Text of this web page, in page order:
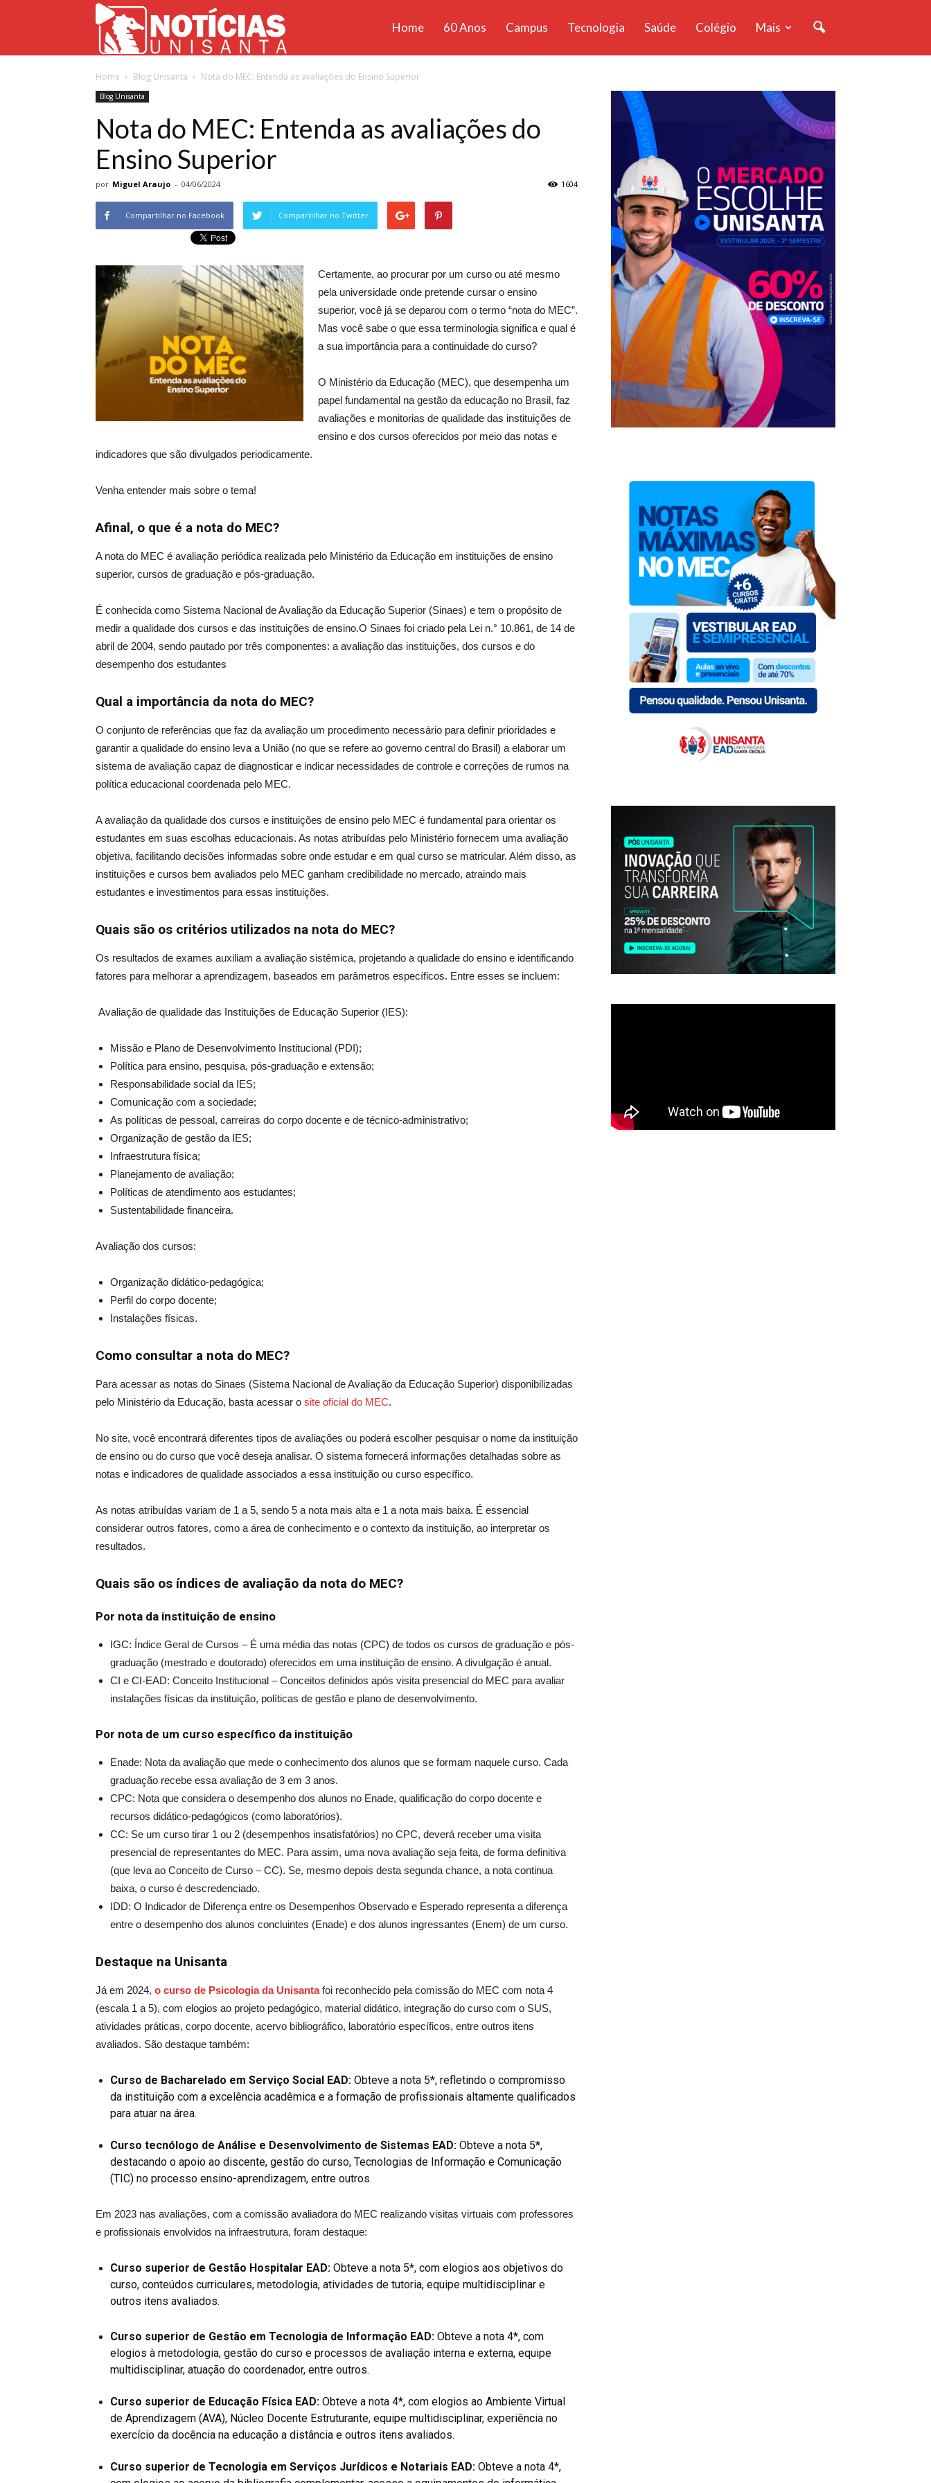
Unisanta
Home 60 Anos Campus Tecnologia Saúde Colégio Mais
Home Blog Unisanta Nota do MEC: Entenda as avaliações do Ensino Superior
Blog Unisanta
Nota do MEC: Entenda as avaliações do
Ensino Superior
por Miguel Araujo - 04/06/2024 1604
Compartilhar no Facebook Compartilhar no Twitter
Certamente, ao procurar por um curso ou até mesmo
pela universidade onde pretende cursar o ensino
superior, você já se deparou com o termo “nota do MEC”.
Mas você sabe o que essa terminologia significa e qual é
a sua importância para a continuidade do curso?
O Ministério da Educação (MEC), que desempenha um
papel fundamental na gestão da educação no Brasil, faz
avaliações e monitorias de qualidade das instituições de
ensino e dos cursos oferecidos por meio das notas e
indicadores que são divulgados periodicamente.
Venha entender mais sobre o tema!
Afinal, o que é a nota do MEC?
A nota do MEC é avaliação periódica realizada pelo Ministério da Educação em instituições de ensino
superior, cursos de graduação e pós-graduação.
É conhecida como Sistema Nacional de Avaliação da Educação Superior (Sinaes) e tem o propósito de
medir a qualidade dos cursos e das instituições de ensino.O Sinaes foi criado pela Lei n.° 10.861, de 14 de
abril de 2004, sendo pautado por três componentes: a avaliação das instituições, dos cursos e do
desempenho dos estudantes
Qual a importância da nota do MEC?
O conjunto de referências que faz da avaliação um procedimento necessário para definir prioridades e
garantir a qualidade do ensino leva a União (no que se refere ao governo central do Brasil) a elaborar um
sistema de avaliação capaz de diagnosticar e indicar necessidades de controle e correções de rumos na
política educacional coordenada pelo MEC.
A avaliação da qualidade dos cursos e instituições de ensino pelo MEC é fundamental para orientar os
estudantes em suas escolhas educacionais. As notas atribuídas pelo Ministério fornecem uma avaliação
objetiva, facilitando decisões informadas sobre onde estudar e em qual curso se matricular. Além disso, as
instituições e cursos bem avaliados pelo MEC ganham credibilidade no mercado, atraindo mais
estudantes e investimentos para essas instituições.
Quais são os critérios utilizados na nota do MEC?
Os resultados de exames auxiliam a avaliação sistêmica, projetando a qualidade do ensino e identificando
fatores para melhorar a aprendizagem, baseados em parâmetros específicos. Entre esses se incluem:
Avaliação de qualidade das Instituições de Educação Superior (IES):
Missão e Plano de Desenvolvimento Institucional (PDI);
Política para ensino, pesquisa, pós-graduação e extensão;
Responsabilidade social da IES;
Comunicação com a sociedade;
As políticas de pessoal, carreiras do corpo docente e de técnico-administrativo;
Organização de gestão da IES;
Infraestrutura física;
Planejamento de avaliação;
Políticas de atendimento aos estudantes;
Sustentabilidade financeira.
Avaliação dos cursos:
Organização didático-pedagógica;
Perfil do corpo docente;
Instalações físicas.
Como consultar a nota do MEC?
Para acessar as notas do Sinaes (Sistema Nacional de Avaliação da Educação Superior) disponibilizadas
pelo Ministério da Educação, basta acessar o site oficial do MEC.
No site, você encontrará diferentes tipos de avaliações ou poderá escolher pesquisar o nome da instituição
de ensino ou do curso que você deseja analisar. O sistema fornecerá informações detalhadas sobre as
notas e indicadores de qualidade associados a essa instituição ou curso específico.
As notas atribuídas variam de 1 a 5, sendo 5 a nota mais alta e 1 a nota mais baixa. É essencial
considerar outros fatores, como a área de conhecimento e o contexto da instituição, ao interpretar os
resultados.
Quais são os índices de avaliação da nota do MEC?
Por nota da instituição de ensino
IGC: Índice Geral de Cursos – É uma média das notas (CPC) de todos os cursos de graduação e pós-
graduação (mestrado e doutorado) oferecidos em uma instituição de ensino. A divulgação é anual.
CI e CI-EAD: Conceito Institucional – Conceitos definidos após visita presencial do MEC para avaliar
instalações físicas da instituição, políticas de gestão e plano de desenvolvimento.
Por nota de um curso específico da instituição
Enade: Nota da avaliação que mede o conhecimento dos alunos que se formam naquele curso. Cada
graduação recebe essa avaliação de 3 em 3 anos.
CPC: Nota que considera o desempenho dos alunos no Enade, qualificação do corpo docente e
recursos didático-pedagógicos (como laboratórios).
CC: Se um curso tirar 1 ou 2 (desempenhos insatisfatórios) no CPC, deverá receber uma visita
presencial de representantes do MEC. Para assim, uma nova avaliação seja feita, de forma definitiva
(que leva ao Conceito de Curso – CC). Se, mesmo depois desta segunda chance, a nota continua
baixa, o curso é descredenciado.
IDD: O Indicador de Diferença entre os Desempenhos Observado e Esperado representa a diferença
entre o desempenho dos alunos concluintes (Enade) e dos alunos ingressantes (Enem) de um curso.
Destaque na Unisanta
Já em 2024, o curso de Psicologia da Unisantafoi reconhecido pela comissão do MEC com nota 4
(escala 1 a 5), com elogios ao projeto pedagógico, material didático, integração do curso com o SUS,
atividades práticas, corpo docente, acervo bibliográfico, laboratório específicos, entre outros itens
avaliados. São destaque também:
Curso de Bacharelado em Serviço Social EAD: Obteve a nota 5*, refletindo o compromisso
da instituição com a excelência acadêmica e a formação de profissionais altamente qualificados
para atuar na área.
Curso tecnólogo de Análise e Desenvolvimento de Sistemas EAD: Obteve a nota 5*,
destacando o apoio ao discente, gestão do curso, Tecnologias de Informação e Comunicação
(TIC) no processo ensino-aprendizagem, entre outros.
Em 2023 nas avaliações, com a comissão avaliadora do MEC realizando visitas virtuais com professores
e profissionais envolvidos na infraestrutura, foram destaque:
Curso superior de Gestão Hospitalar EAD: Obteve a nota 5*, com elogios aos objetivos do
curso, conteúdos curriculares, metodologia, atividades de tutoria, equipe multidisciplinar e
outros itens avaliados.
Curso superior de Gestão em Tecnologia de Informação EAD: Obteve a nota 4*, com
elogios à metodologia, gestão do curso e processos de avaliação interna e externa, equipe
multidisciplinar, atuação do coordenador, entre outros.
Curso superior de Educação Física EAD: Obteve a nota 4*, com elogios ao Ambiente Virtual
de Aprendizagem (AVA), Núcleo Docente Estruturante, equipe multidisciplinar, experiência no
exercício da docência na educação a distância e outros itens avaliados.
Curso superior de Tecnologia em Serviços Jurídicos e Notariais EAD: Obteve a nota 4*,